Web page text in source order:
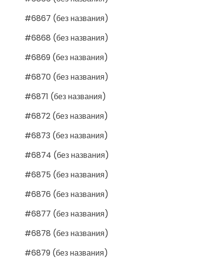
#6867 (без названия)
#6868 (без названия)
#6869 (без названия)
#6870 (без названия)
#6871 (без названия)
#6872 (без названия)
#6873 (без названия)
#6874 (без названия)
#6875 (без названия)
#6876 (без названия)
#6877 (без названия)
#6878 (без названия)
#6879 (без названия)